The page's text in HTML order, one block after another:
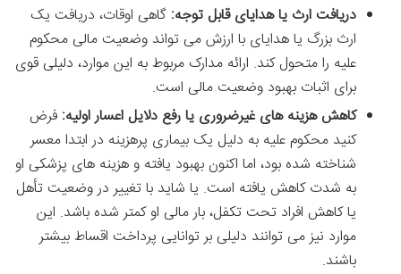
دریافت ارث یا هدایای قابل توجه: گاهی اوقات، دریافت یک
ارث بزرگ یا هدایای با ارزش می تواند وضعیت مالی محکوم
علیه را متحول کند. ارائه مدارک مربوط به این موارد، دلیلی قوی
برای اثبات بهبود وضعیت مالی است.
کاهش هزینه های غیرضروری یا رفع دلایل اعسار اولیه: فرض
کنید محکوم علیه به دلیل یک بیماری پرهزینه در ابتدا معسر
شناخته شده بود، اما اکنون بهبود یافته و هزینه های پزشکی او
به شدت کاهش یافته است. یا شاید با تغییر در وضعیت تأهل
یا کاهش افراد تحت تکفل، بار مالی او کمتر شده باشد. این
موارد نیز می توانند دلیلی بر توانایی پرداخت اقساط بیشتر
باشند.